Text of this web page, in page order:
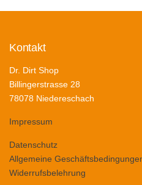
Kontakt
Dr. Dirt Shop
Billingerstrasse 28
78078 Niedereschach
Impressum
Datenschutz
Allgemeine
Widerrufsbelehrung